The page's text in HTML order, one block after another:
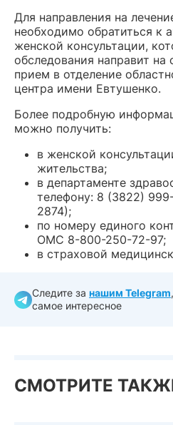
Для направления на
необходимо обратиться к
женской консультации,
обследования направит на
прием в отделение
центра имени Евтушенко.
Более подробную
можно получить:
в женской
жительства;
в департаменте
телефону: 8 (3822)
2874);
по номеру единого
ОМС 8-800-250-72-97;
в страховой
Следите за нашим Telegram
самое интересное
СМОТРИТЕ